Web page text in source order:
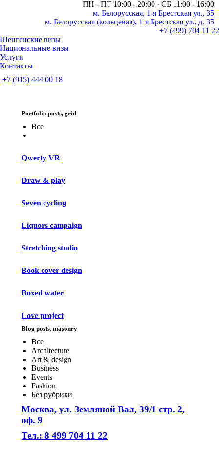
ПН - ПТ 10:00 - 20:00 · СБ 11:00 - 16:00
м. Белорусская, 1-я Брестская ул., 35
м. Белорусская (кольцевая), 1-я Брестская ул., д. 35
+7 (499) 704 11 22
Шенгенские визы
Национальные визы
Услуги
Контакты
+7 (915) 444 00 18
Portfolio posts, grid
Все
Qwerty VR
Draw & play
Seven cycling
Liquors campaign
Stretching studio
Book cover design
Boxed water
Love project
Blog posts, masonry
Все
Architecture
Art & design
Business
Events
Fashion
Без рубрики
Москва, ул. Земляной Вал, 39/1 стр. 2,
оф. 9
Тел.: 8 499 704 11 22